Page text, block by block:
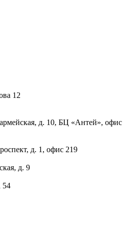
12
д. 10, БЦ «Антей», офис
д. 1, офис 219
д. 9
54